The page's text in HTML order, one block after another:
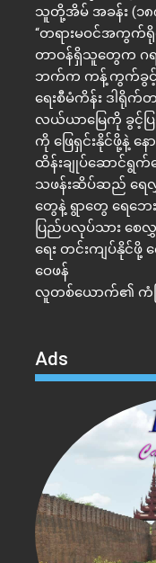
သူတို့အိမ် အခန်း (၁၈
“တရားမဝင်အကွက်
တာဝန်ရှိသူတွေက ဂ
ဘက်က ကန့်ကွက်ခွင့်မရှိ
ရေးစီမံကိန်း ဒါရိုက်တ
လယ်ယာမြေကို ခွင့်ပြု
ကို ဖြေရှင်းနိုင်ဖို့နဲ့ န
ထိန်းချုပ်ဆောင်ရွက်
သဖန်းဆိပ်ဆည် ရေလွှ
တွေနဲ့ ရွာတွေ ရေဘေ
ပြည်ပလုပ်သား စေလွှ
ရေး တင်းကျပ်နိုင်
ဝေဖန်
လူတစ်ယောက်၏ ကံကြ
Ads